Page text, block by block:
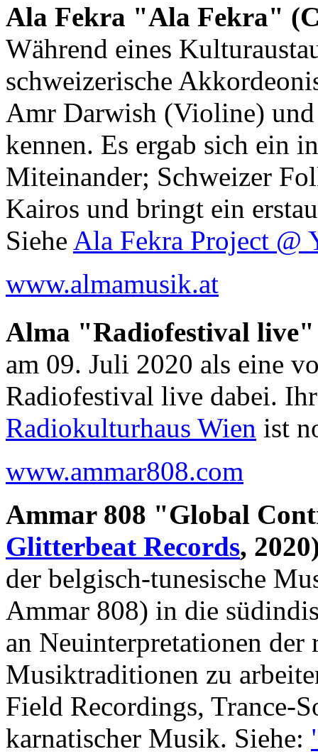
Ala Fekra "Ala Fekra"
Während eines
schweizerische
Amr Darwish (Violine)
kennen. Es ergab sich ein
Miteinander; Schweizer
Kairos und bringt ein
Siehe Ala Fekra Project @
www.almamusik.at
Alma "Radiofestival live"
am 09. Juli 2020 als eine
Radiofestival live dabei.
Radiokulturhaus Wien ist
www.ammar808.com
Ammar 808 "Global
Glitterbeat Records,
der belgisch-tunesische
Ammar 808) in die
an Neuinterpretationen der
Musiktraditionen zu
Field Recordings, Trance-
karnatischer Musik. Siehe: